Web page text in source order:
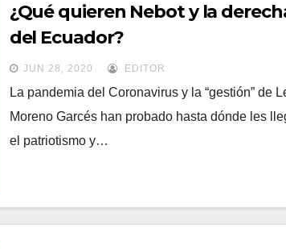
¿Qué quieren Nebot y la
del Ecuador?
JUN 28, 2020 EDITOR
La pandemia del Coronavirus y la “gestión” de
Moreno Garcés han probado hasta dónde les
el patriotismo y…